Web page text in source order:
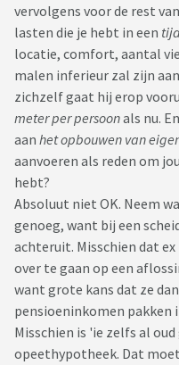
vervolgens voor de rest
lasten die je hebt in een
locatie, comfort, aantal
malen inferieur zal zijn
zichzelf gaat hij erop
meter per persoonals nu.
aan het opbouwen van
aanvoeren als reden om
hebt?
Absoluut niet OK. Neem
genoeg, want bij een
achteruit. Misschien dat
over te gaan op een
want grote kans dat ze
pensioeninkomen pakken
Misschien is 'ie zelfs al
opeethypotheek. Dat